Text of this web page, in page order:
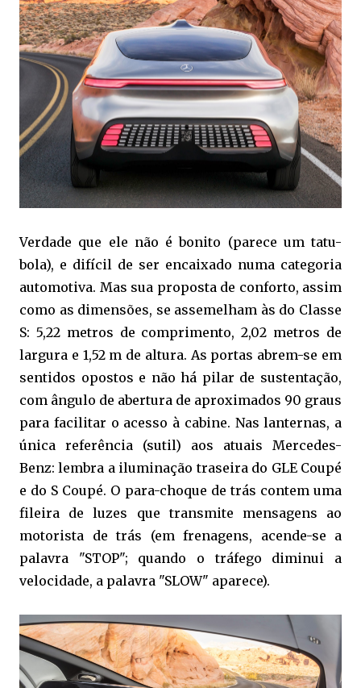
Verdade que ele não é bonito (parece um tatu-
bola), e difícil de ser encaixado numa categoria
automotiva. Mas sua proposta de conforto, assim
como as dimensões, se assemelham às do Classe
S: 5,22 metros de comprimento, 2,02 metros de
largura e 1,52 m de altura. As portas abrem-se em
sentidos opostos e não há pilar de sustentação,
com ângulo de abertura de aproximados 90 graus
para facilitar o acesso à cabine. Nas lanternas, a
única referência (sutil) aos atuais Mercedes-
Benz: lembra a iluminação traseira do GLE Coupé
e do S Coupé. O para-choque de trás contem uma
fileira de luzes que transmite mensagens ao
motorista de trás (em frenagens, acende-se a
palavra "STOP"; quando o tráfego diminui a
velocidade, a palavra "SLOW" aparece).